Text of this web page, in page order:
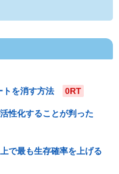
トを消す方法 0RT
性化することが判った
で最も生存確率を上げる